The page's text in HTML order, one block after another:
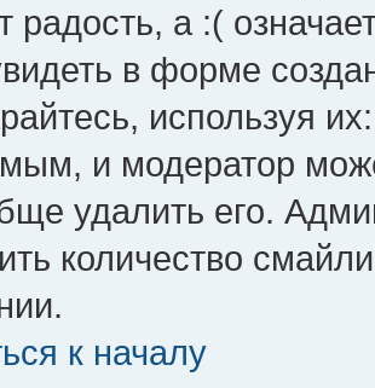
радость, а :(
в форме
используя
и модератор
удалить его.
количество
к началу